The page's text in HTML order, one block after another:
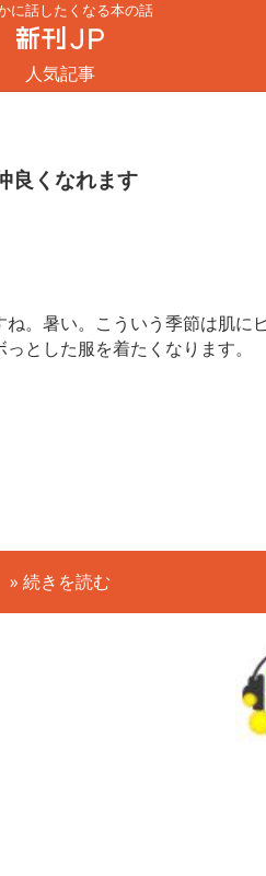
に話したくなる本の話
人気記事
良くなれます
。暑い。こういう季節は肌に
とした服を着たくなります。
» 続きを読む